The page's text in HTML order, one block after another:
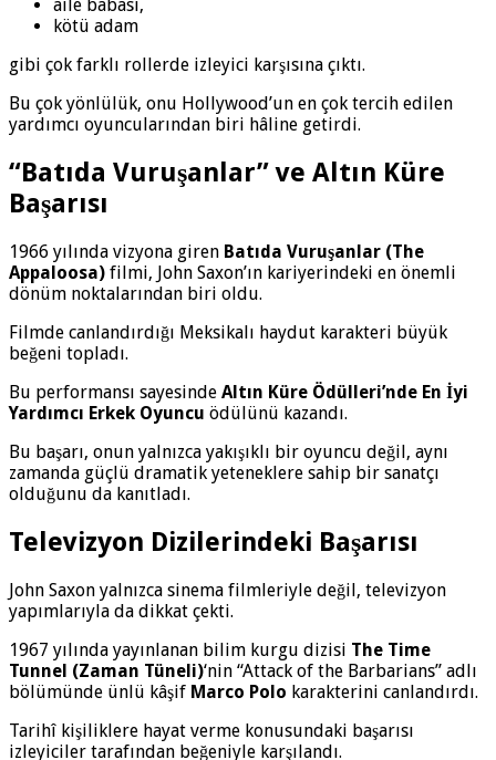
aile babası,
kötü adam
gibi çok farklı rollerde izleyici karşısına çıktı.
Bu çok yönlülük, onu Hollywood’un en çok tercih edilen
yardımcı oyuncularından biri hâline getirdi.
“Batıda Vuruşanlar” ve Altın Küre
Başarısı
1966 yılında vizyona giren Batıda Vuruşanlar (The
Appaloosa) filmi, John Saxon’ın kariyerindeki en önemli
dönüm noktalarından biri oldu.
Filmde canlandırdığı Meksikalı haydut karakteri büyük
beğeni topladı.
Bu performansı sayesinde Altın Küre Ödülleri’nde En İyi
Yardımcı Erkek Oyuncu ödülünü kazandı.
Bu başarı, onun yalnızca yakışıklı bir oyuncu değil, aynı
zamanda güçlü dramatik yeteneklere sahip bir sanatçı
olduğunu da kanıtladı.
Televizyon Dizilerindeki Başarısı
John Saxon yalnızca sinema filmleriyle değil, televizyon
yapımlarıyla da dikkat çekti.
1967 yılında yayınlanan bilim kurgu dizisi The Time
Tunnel (Zaman Tüneli)‘nin “Attack of the Barbarians” adlı
bölümünde ünlü kâşif Marco Polo karakterini canlandırdı.
Tarihî kişiliklere hayat verme konusundaki başarısı
izleyiciler tarafından beğeniyle karşılandı.